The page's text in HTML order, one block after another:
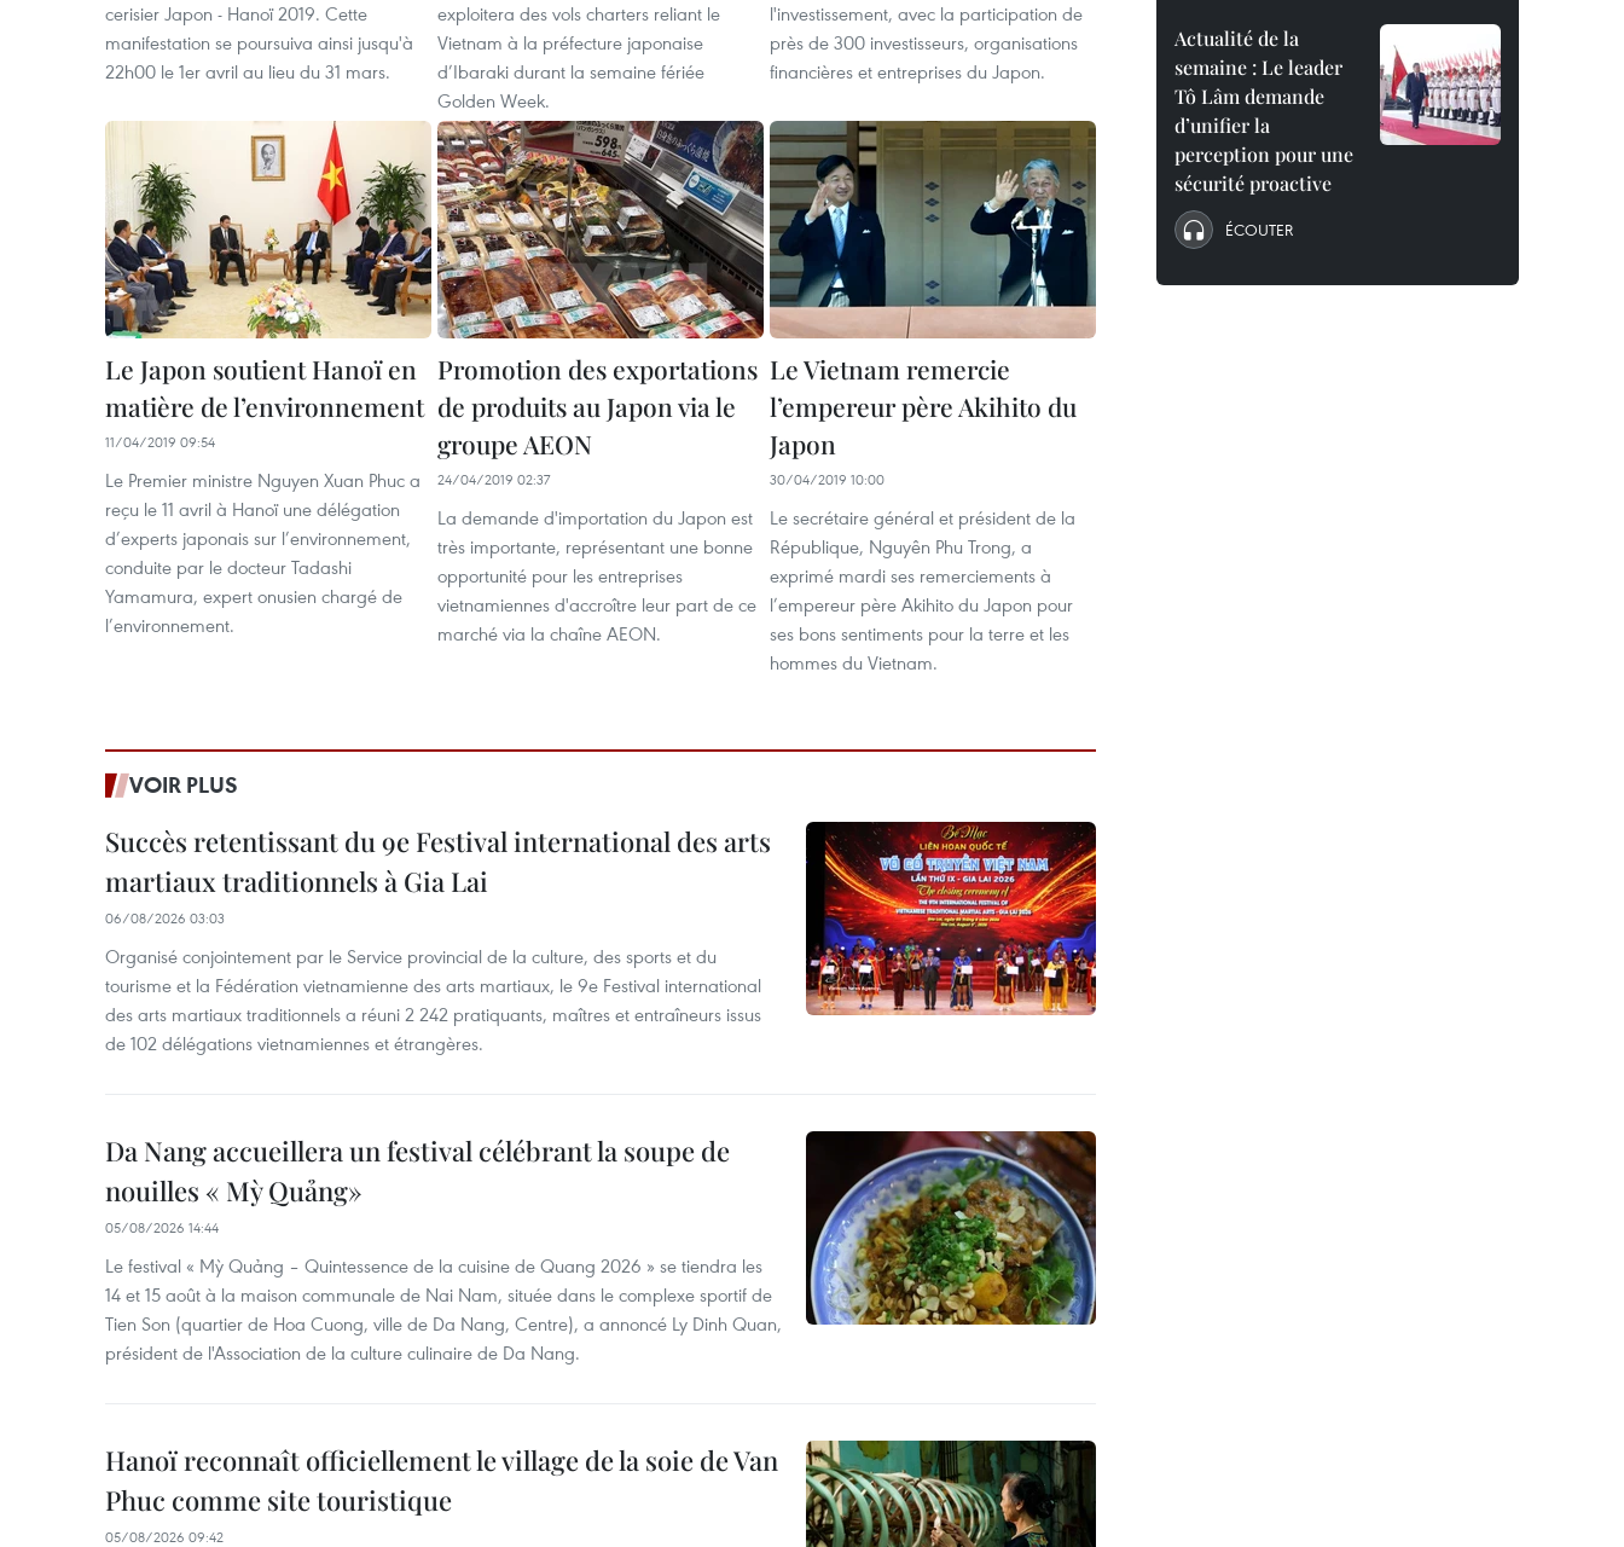
cerisier Japon - Hanoï 2019. Cette
manifestation se poursuiva ainsi jusqu'à
22h00 le 1er avril au lieu du 31 mars.
exploitera des vols charters reliant le
Vietnam à la préfecture japonaise
d’Ibaraki durant la semaine fériée
Golden Week.
l'investissement, avec la participation de
près de 300 investisseurs, organisations
financières et entreprises du Japon.
Le Japon soutient Hanoï en
matière de l’environnement
11/04/2019 09:54
Le Premier ministre Nguyen Xuan Phuc a
reçu le 11 avril à Hanoï une délégation
d’experts japonais sur l’environnement,
conduite par le docteur Tadashi
Yamamura, expert onusien chargé de
l’environnement.
Promotion des exportations
de produits au Japon via le
groupe AEON
24/04/2019 02:37
La demande d'importation du Japon est
très importante, représentant une bonne
opportunité pour les entreprises
vietnamiennes d'accroître leur part de ce
marché via la chaîne AEON.
Le Vietnam remercie
l’empereur père Akihito du
Japon
30/04/2019 10:00
Le secrétaire général et président de la
République, Nguyên Phu Trong, a
exprimé mardi ses remerciements à
l’empereur père Akihito du Japon pour
ses bons sentiments pour la terre et les
hommes du Vietnam.
VOIR PLUS
Succès retentissant du 9e Festival international des arts
martiaux traditionnels à Gia Lai
06/08/2026 03:03
Organisé conjointement par le Service provincial de la culture, des sports et du
tourisme et la Fédération vietnamienne des arts martiaux, le 9e Festival international
des arts martiaux traditionnels a réuni 2 242 pratiquants, maîtres et entraîneurs issus
de 102 délégations vietnamiennes et étrangères.
Da Nang accueillera un festival célébrant la soupe de
nouilles « Mỳ Quảng»
05/08/2026 14:44
Le festival « Mỳ Quảng – Quintessence de la cuisine de Quang 2026 » se tiendra les
14 et 15 août à la maison communale de Nai Nam, située dans le complexe sportif de
Tien Son (quartier de Hoa Cuong, ville de Da Nang, Centre), a annoncé Ly Dinh Quan,
président de l'Association de la culture culinaire de Da Nang.
Hanoï reconnaît officiellement le village de la soie de Van
Phuc comme site touristique
05/08/2026 09:42
Actualité de la
semaine : Le leader
Tô Lâm demande
d’unifier la
perception pour une
sécurité proactive
ÉCOUTER